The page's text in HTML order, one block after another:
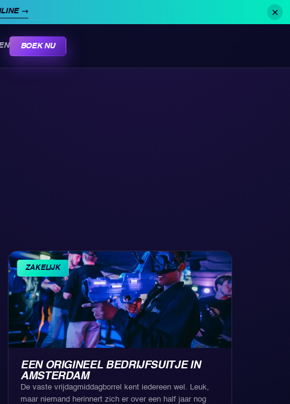
→ ✕
BOEK NU
ZAKELIJK
EEN ORIGINEEL BEDRIJFSUITJE IN
AMSTERDAM
De vaste vrijdagmiddagborrel kent iedereen wel. Leuk,
maar niemand herinnert zich er over een half jaar nog